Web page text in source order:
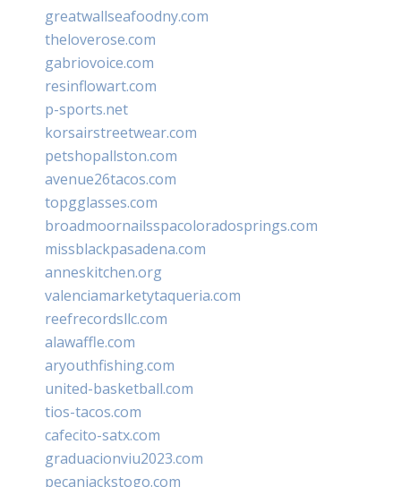
greatwallseafoodny.com
theloverose.com
gabriovoice.com
resinflowart.com
p-sports.net
korsairstreetwear.com
petshopallston.com
avenue26tacos.com
topgglasses.com
broadmoornailsspacoloradosprings.com
missblackpasadena.com
anneskitchen.org
valenciamarketytaqueria.com
reefrecordsllc.com
alawaffle.com
aryouthfishing.com
united-basketball.com
tios-tacos.com
cafecito-satx.com
graduacionviu2023.com
pecanjackstogo.com